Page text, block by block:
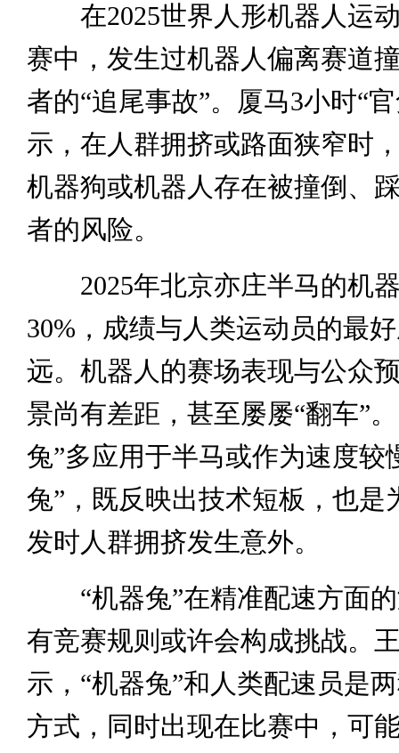
在2025世界人形机器人运动
赛中，发生过机器人偏离赛道
者的“追尾事故”。厦马3小时“
示，在人群拥挤或路面狭窄时
机器狗或机器人存在被撞倒、
者的风险。
2025年北京亦庄半马的机
30%，成绩与人类运动员的最
远。机器人的赛场表现与公众
景尚有差距，甚至屡屡“翻车”
兔”多应用于半马或作为速度较
兔”，既反映出技术短板，也是
发时人群拥挤发生意外。
“机器兔”在精准配速方面的
有竞赛规则或许会构成挑战。
示，“机器兔”和人类配速员是
方式，同时出现在比赛中，可